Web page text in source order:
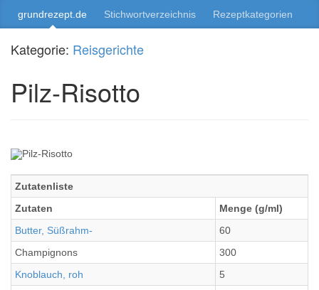
grundrezept.de Stichwortverzeichnis Rezeptkategorien
Kategorie: Reisgerichte
Pilz-Risotto
Zutatenliste
Zutaten
Menge (g/ml)
Butter, Süßrahm-
60
Champignons
300
Knoblauch, roh
5